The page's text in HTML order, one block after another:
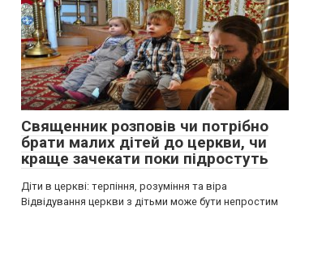
Священник розповів чи потрібно
брати малих дітей до церкви, чи
краще зачекати поки підростуть
Діти в церкві: терпіння, розуміння та віра
Відвідування церкви з дітьми може бути непростим